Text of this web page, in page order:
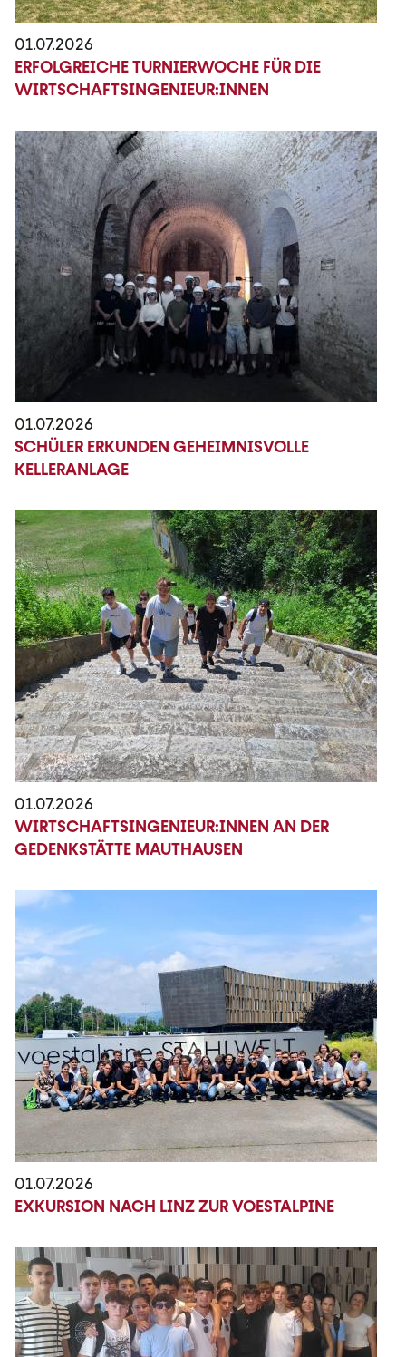
01.07.2026
ERFOLGREICHE TURNIERWOCHE FÜR DIE
WIRTSCHAFTSINGENIEUR:INNEN
01.07.2026
SCHÜLER ERKUNDEN GEHEIMNISVOLLE
KELLERANLAGE
01.07.2026
WIRTSCHAFTSINGENIEUR:INNEN AN DER
GEDENKSTÄTTE MAUTHAUSEN
01.07.2026
EXKURSION NACH LINZ ZUR VOESTALPINE